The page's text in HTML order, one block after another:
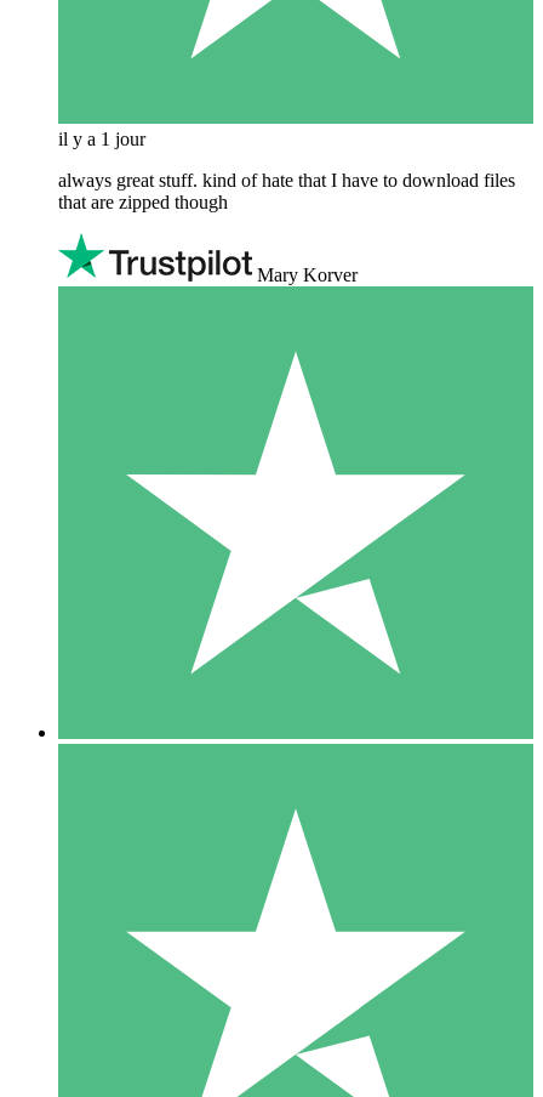
il y a 1 jour
always great stuff. kind of hate that I have to download files
that are zipped though
Mary Korver